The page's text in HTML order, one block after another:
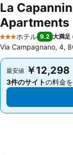
La
Apartments
3 ホテルのランク
ホテル 9.2 大満足
Via Campagnano, 4,
最安値 ￥12,298
3件のサイトの料金
最安値 ￥12,298
3件のサイトの料金